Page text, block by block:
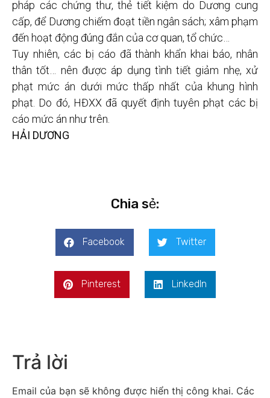
pháp các chứng thư, thẻ tiết kiệm do Dương cung
cấp, để Dương chiếm đoạt tiền ngân sách; xâm phạm
đến hoạt động đúng đắn của cơ quan, tổ chức…
Tuy nhiên, các bị cáo đã thành khẩn khai báo, nhân
thân tốt… nên được áp dụng tình tiết giảm nhẹ, xử
phạt mức án dưới mức thấp nhất của khung hình
phạt. Do đó, HĐXX đã quyết định tuyên phạt các bị
cáo mức án như trên.
HẢI DƯƠNG
Chia sẻ:
Facebook Twitter
Pinterest LinkedIn
Trả lời
Email của bạn sẽ không được hiển thị công khai. Các